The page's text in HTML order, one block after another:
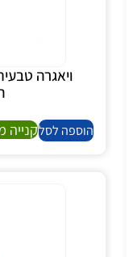
ויאגרה
הוספה לסלקנייה